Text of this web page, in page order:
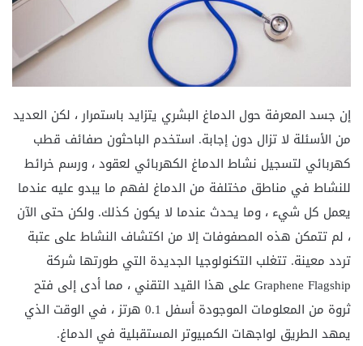
إن جسد المعرفة حول الدماغ البشري يتزايد باستمرار ، لكن العديد
من الأسئلة لا تزال دون إجابة. استخدم الباحثون صفائف قطب
كهربائي لتسجيل نشاط الدماغ الكهربائي لعقود ، ورسم خرائط
للنشاط في مناطق مختلفة من الدماغ لفهم ما يبدو عليه عندما
يعمل كل شيء ، وما يحدث عندما لا يكون كذلك. ولكن حتى الآن
، لم تتمكن هذه المصفوفات إلا من اكتشاف النشاط على عتبة
تردد معينة. تتغلب التكنولوجيا الجديدة التي طورتها شركة
Graphene Flagship على هذا القيد التقني ، مما أدى إلى فتح
ثروة من المعلومات الموجودة أسفل 0.1 هرتز ، في الوقت الذي
يمهد الطريق لواجهات الكمبيوتر المستقبلية في الدماغ.